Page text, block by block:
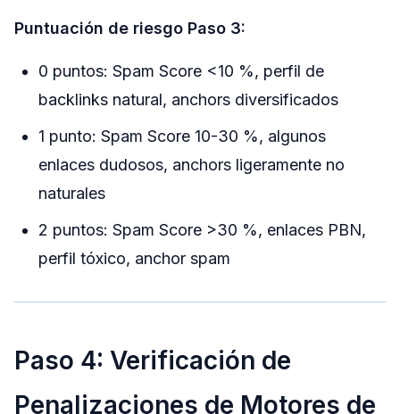
Puntuación de riesgo Paso 3:
0 puntos: Spam Score <10 %, perfil de
backlinks natural, anchors diversificados
1 punto: Spam Score 10-30 %, algunos
enlaces dudosos, anchors ligeramente no
naturales
2 puntos: Spam Score >30 %, enlaces PBN,
perfil tóxico, anchor spam
Paso 4: Verificación de
Penalizaciones de Motores de